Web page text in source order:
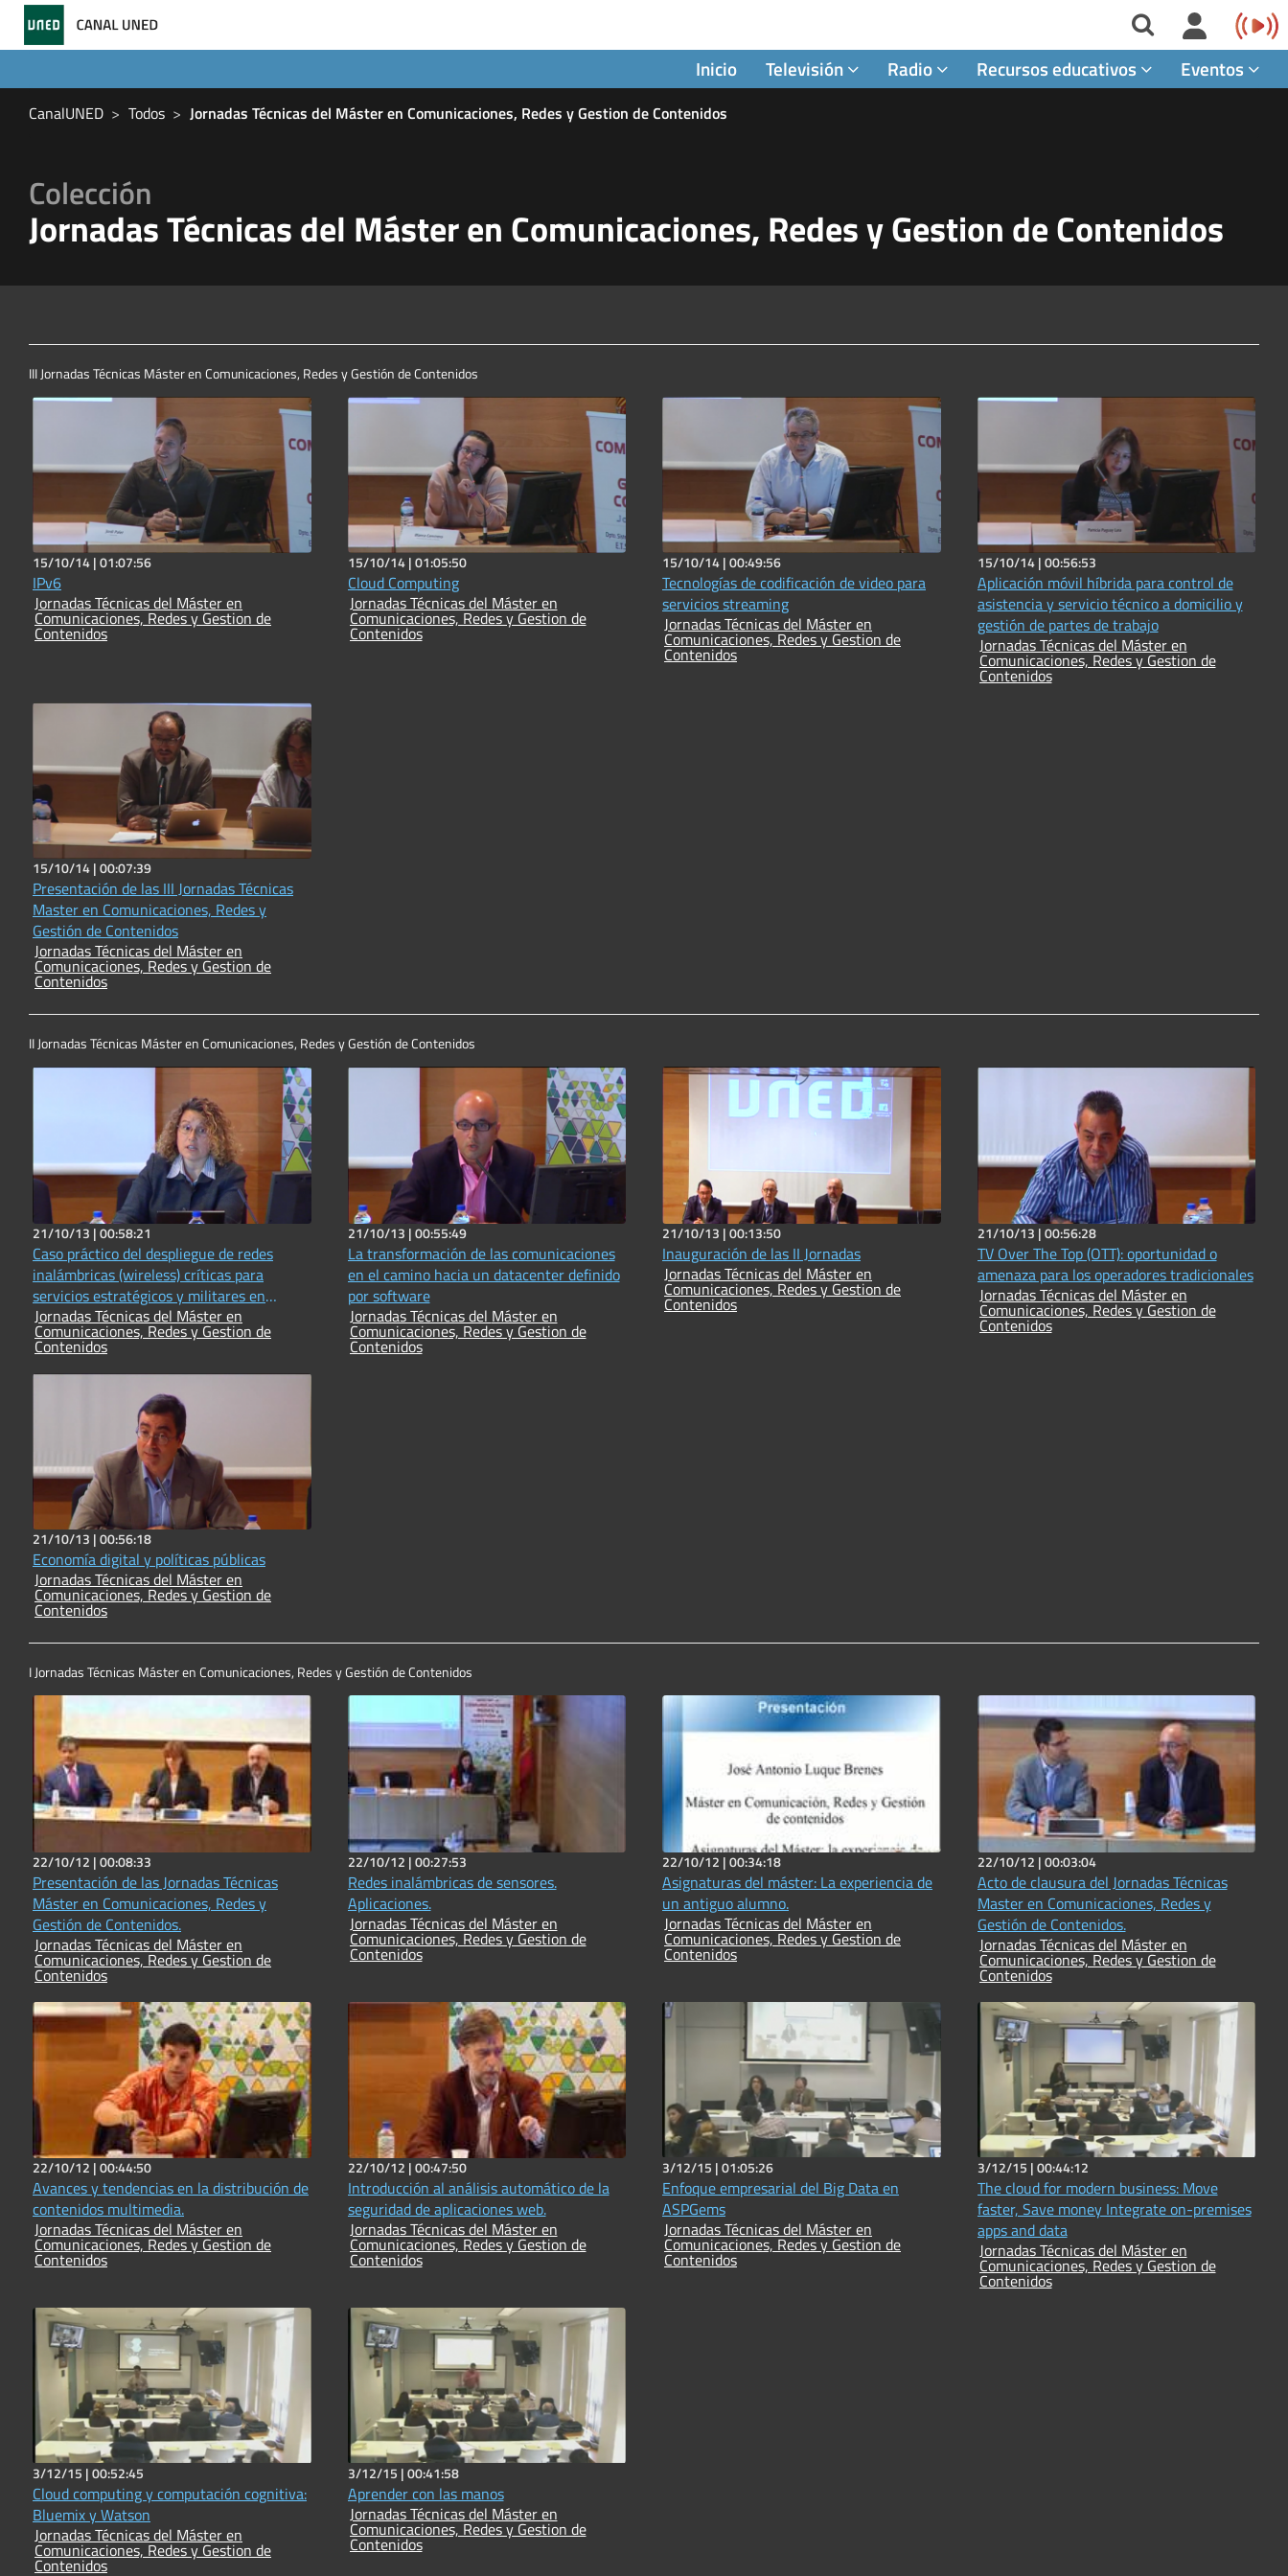
Inicio Televisión Radio Recursos educativos Eventos
CanalUNED Todos Jornadas Técnicas del Máster en Comunicaciones, Redes y Gestion de Contenidos
Colección
Jornadas Técnicas del Máster en Comunicaciones, Redes y Gestion de Contenidos
III Jornadas Técnicas Máster en Comunicaciones, Redes y Gestión de Contenidos
15/10/14 |01:07:56
IPv6
Jornadas Técnicas del Máster en
Comunicaciones, Redes y Gestion de
Contenidos
15/10/14 |01:05:50
Cloud Computing
Jornadas Técnicas del Máster en
Comunicaciones, Redes y Gestion de
Contenidos
15/10/14 |00:49:56
Tecnologías de codificación de video para
servicios streaming
Jornadas Técnicas del Máster en
Comunicaciones, Redes y Gestion de
Contenidos
15/10/14 |00:56:53
Aplicación móvil híbrida para control de
asistencia y servicio técnico a domicilio y
gestión de partes de trabajo
Jornadas Técnicas del Máster en
Comunicaciones, Redes y Gestion de
Contenidos
15/10/14 |00:07:39
Presentación de las III Jornadas Técnicas
Master en Comunicaciones, Redes y
Gestión de Contenidos
Jornadas Técnicas del Máster en
Comunicaciones, Redes y Gestion de
Contenidos
II Jornadas Técnicas Máster en Comunicaciones, Redes y Gestión de Contenidos
21/10/13 |00:58:21
Caso práctico del despliegue de redes
inalámbricas (wireless) críticas para
servicios estratégicos y militares en
entornos urbanos. Reingeniería del Modelo
de Negocio de Transportes Urbanos para
adapt
Jornadas Técnicas del Máster en
Comunicaciones, Redes y Gestion de
Contenidos
21/10/13 |00:55:49
La transformación de las comunicaciones
en el camino hacia un datacenter definido
por software
Jornadas Técnicas del Máster en
Comunicaciones, Redes y Gestion de
Contenidos
21/10/13 |00:13:50
Inauguración de las II Jornadas
Jornadas Técnicas del Máster en
Comunicaciones, Redes y Gestion de
Contenidos
21/10/13 |00:56:28
TV Over The Top (OTT): oportunidad o
amenaza para los operadores tradicionales
Jornadas Técnicas del Máster en
Comunicaciones, Redes y Gestion de
Contenidos
21/10/13 |00:56:18
Economía digital y políticas públicas
Jornadas Técnicas del Máster en
Comunicaciones, Redes y Gestion de
Contenidos
I Jornadas Técnicas Máster en Comunicaciones, Redes y Gestión de Contenidos
22/10/12 |00:08:33
Presentación de las Jornadas Técnicas
Máster en Comunicaciones, Redes y
Gestión de Contenidos.
Jornadas Técnicas del Máster en
Comunicaciones, Redes y Gestion de
Contenidos
22/10/12 |00:27:53
Redes inalámbricas de sensores.
Aplicaciones.
Jornadas Técnicas del Máster en
Comunicaciones, Redes y Gestion de
Contenidos
22/10/12 |00:34:18
Asignaturas del máster: La experiencia de
un antiguo alumno.
Jornadas Técnicas del Máster en
Comunicaciones, Redes y Gestion de
Contenidos
22/10/12 |00:03:04
Acto de clausura del Jornadas Técnicas
Master en Comunicaciones, Redes y
Gestión de Contenidos.
Jornadas Técnicas del Máster en
Comunicaciones, Redes y Gestion de
Contenidos
22/10/12 |00:44:50
Avances y tendencias en la distribución de
contenidos multimedia.
Jornadas Técnicas del Máster en
Comunicaciones, Redes y Gestion de
Contenidos
22/10/12 |00:47:50
Introducción al análisis automático de la
seguridad de aplicaciones web.
Jornadas Técnicas del Máster en
Comunicaciones, Redes y Gestion de
Contenidos
3/12/15 |01:05:26
Enfoque empresarial del Big Data en
ASPGems
Jornadas Técnicas del Máster en
Comunicaciones, Redes y Gestion de
Contenidos
3/12/15 |00:44:12
The cloud for modern business: Move
faster, Save money Integrate on-premises
apps and data
Jornadas Técnicas del Máster en
Comunicaciones, Redes y Gestion de
Contenidos
3/12/15 |00:52:45
Cloud computing y computación cognitiva:
Bluemix y Watson
Jornadas Técnicas del Máster en
Comunicaciones, Redes y Gestion de
Contenidos
3/12/15 |00:41:58
Aprender con las manos
Jornadas Técnicas del Máster en
Comunicaciones, Redes y Gestion de
Contenidos